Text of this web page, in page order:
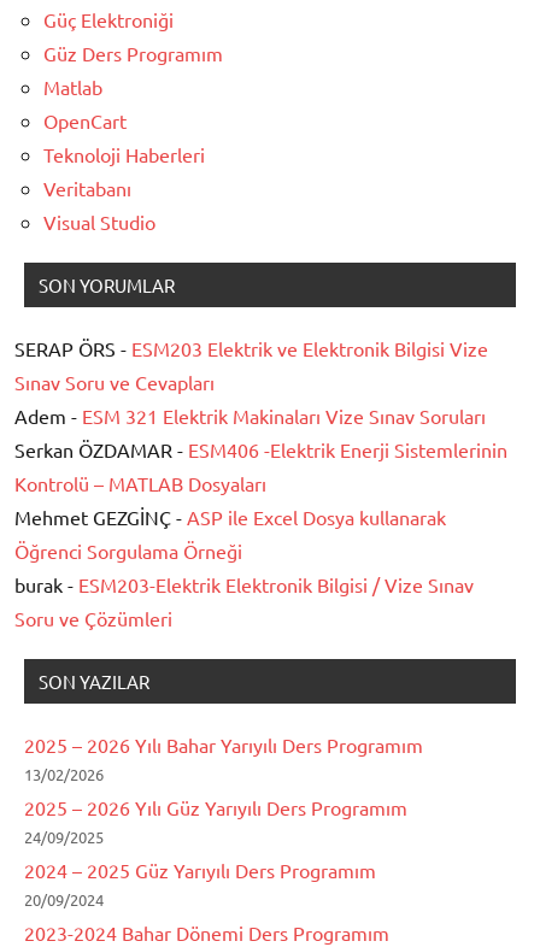
Güç Elektroniği
Güz Ders Programım
Matlab
OpenCart
Teknoloji Haberleri
Veritabanı
Visual Studio
SON YORUMLAR
SERAP ÖRS - ESM203 Elektrik ve Elektronik Bilgisi Vize
Sınav Soru ve Cevapları
Adem - ESM 321 Elektrik Makinaları Vize Sınav Soruları
Serkan ÖZDAMAR - ESM406 -Elektrik Enerji Sistemlerinin
Kontrolü – MATLAB Dosyaları
Mehmet GEZGİNÇ - ASP ile Excel Dosya kullanarak
Öğrenci Sorgulama Örneği
burak - ESM203-Elektrik Elektronik Bilgisi / Vize Sınav
Soru ve Çözümleri
SON YAZILAR
2025 – 2026 Yılı Bahar Yarıyılı Ders Programım
13/02/2026
2025 – 2026 Yılı Güz Yarıyılı Ders Programım
24/09/2025
2024 – 2025 Güz Yarıyılı Ders Programım
20/09/2024
2023-2024 Bahar Dönemi Ders Programım